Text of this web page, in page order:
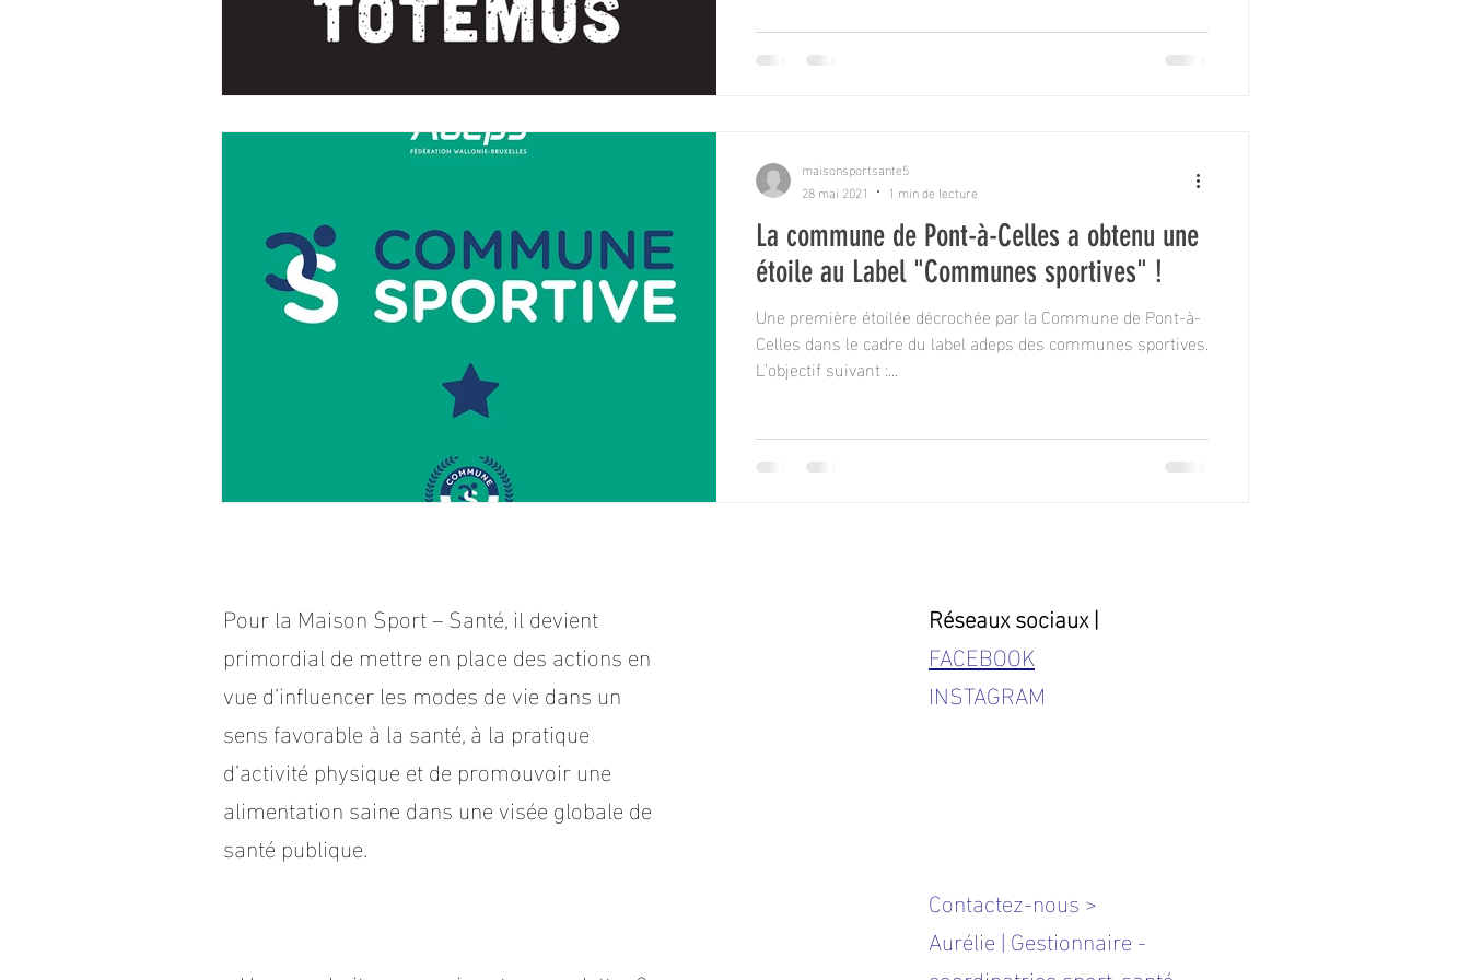
La commune de Pont-à-Celles a obtenu une
étoile au Label "Communes sportives" !
Une première étoilée décrochée par la Commune de Pont-à-
Celles dans le cadre du label adeps des communes sportives.
L'objectif suivant :...
maisonsportsante5
28 mai 2021
1 min de lecture
Pour la Maison Sport – Santé, il devient
primordial de mettre en place des actions en
vue d’influencer les modes de vie dans un
sens favorable à la santé, à la pratique
d’activité physique et de promouvoir une
alimentation saine dans une visée globale de
santé publique.
Réseaux sociaux |
FACEBOOK
INSTAGRAM
Contactez-nous >
Aurélie | Gestionnaire -